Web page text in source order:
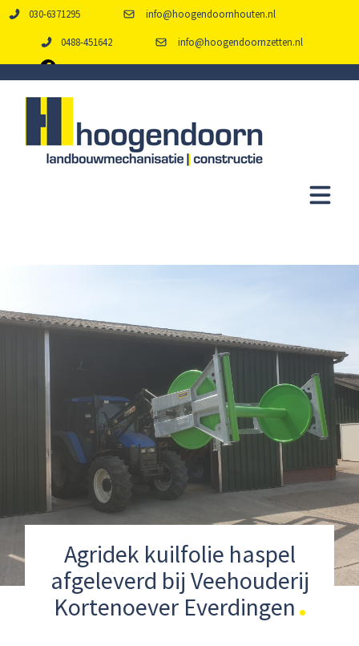
030-6371295 info@hoogendoornhouten.nl
0488-451642 info@hoogendoornzetten.nl
Agridek kuilfolie haspel
afgeleverd bij Veehouderij
Kortenoever Everdingen